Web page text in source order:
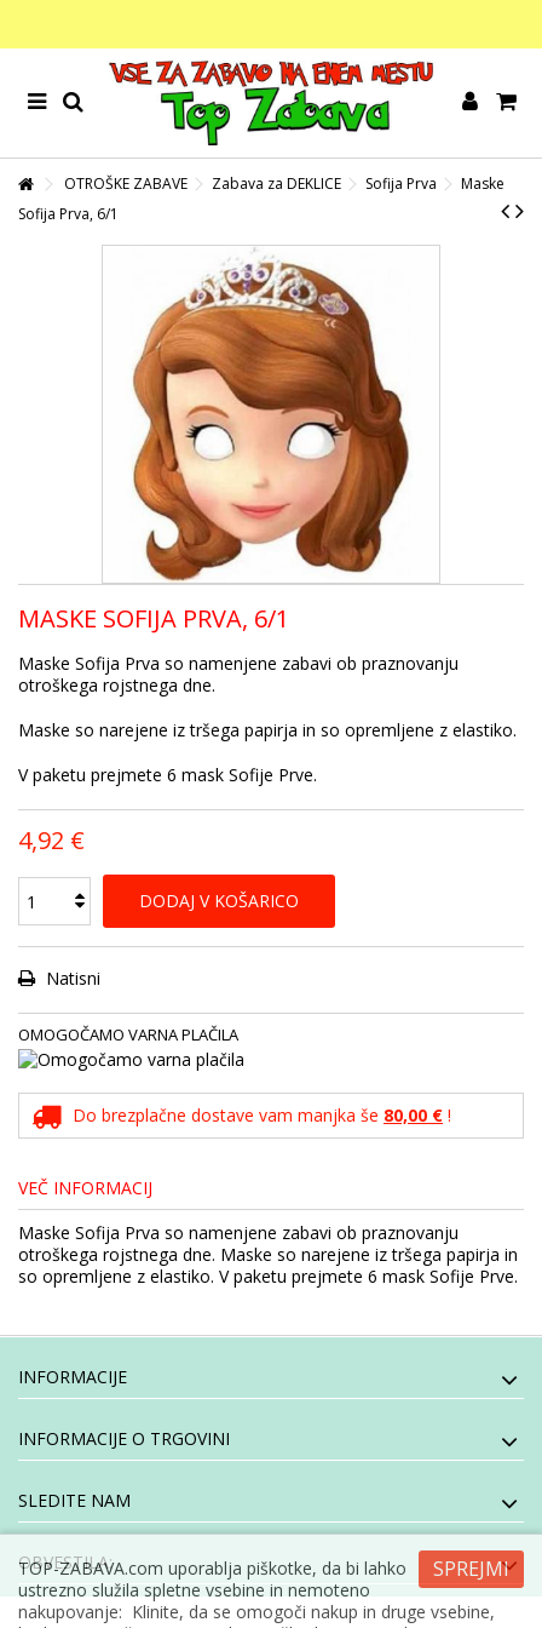
OTROŠKE ZABAVE Zabava za DEKLICE Sofija Prva
Maske
Sofija Prva, 6/1
MASKE SOFIJA PRVA, 6/1
Maske Sofija Prva so namenjene zabavi ob praznovanju
otroškega rojstnega dne.
Maske so narejene iz tršega papirja in so opremljene z elastiko.
V paketu prejmete 6 mask Sofije Prve.
4,92 €
DODAJ V KOŠARICO
Natisni
OMOGOČAMO VARNA PLAČILA
Do brezplačne dostave vam manjka še 80,00 € !
VEČ INFORMACIJ
Maske Sofija Prva so namenjene zabavi ob praznovanju
otroškega rojstnega dne. Maske so narejene iz tršega papirja in
so opremljene z elastiko. V paketu prejmete 6 mask Sofije Prve.
INFORMACIJE
INFORMACIJE O TRGOVINI
SLEDITE NAM
OBVESTILA: SPREJMI
TOP-ZABAVA.com uporablja piškotke, da bi lahko
ustrezno služila spletne vsebine in nemoteno
nakupovanje: Klinite, da se omogoči nakup in druge vsebine,